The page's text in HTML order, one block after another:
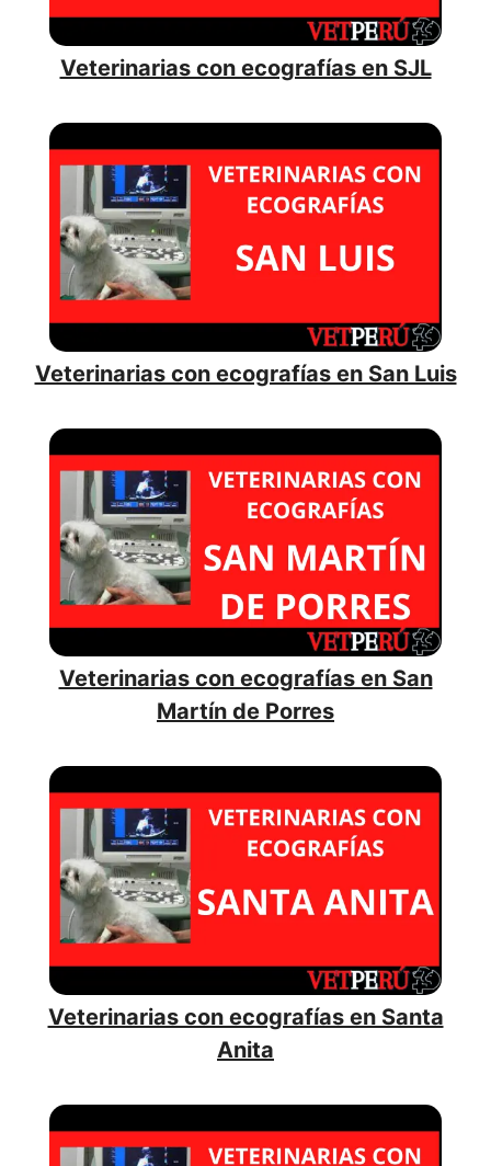
Veterinarias con ecografías en SJL
Veterinarias con ecografías en San Luis
Veterinarias con ecografías en San
Martín de Porres
Veterinarias con ecografías en Santa
Anita